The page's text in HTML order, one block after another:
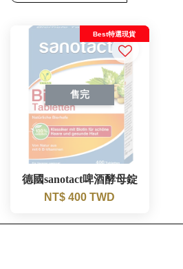
售完
Best特選現貨
德國sanotact啤酒酵母錠
NT$ 400 TWD